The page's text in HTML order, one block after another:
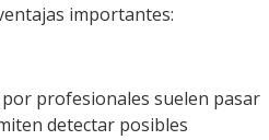
importantes:
profesionales suelen pasar
detectar posibles